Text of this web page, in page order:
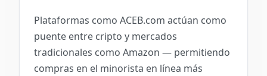
Plataformas como ACEB.com actúan como
puente entre cripto y mercados
tradicionales como Amazon — permitiendo
compras en el minorista en línea más